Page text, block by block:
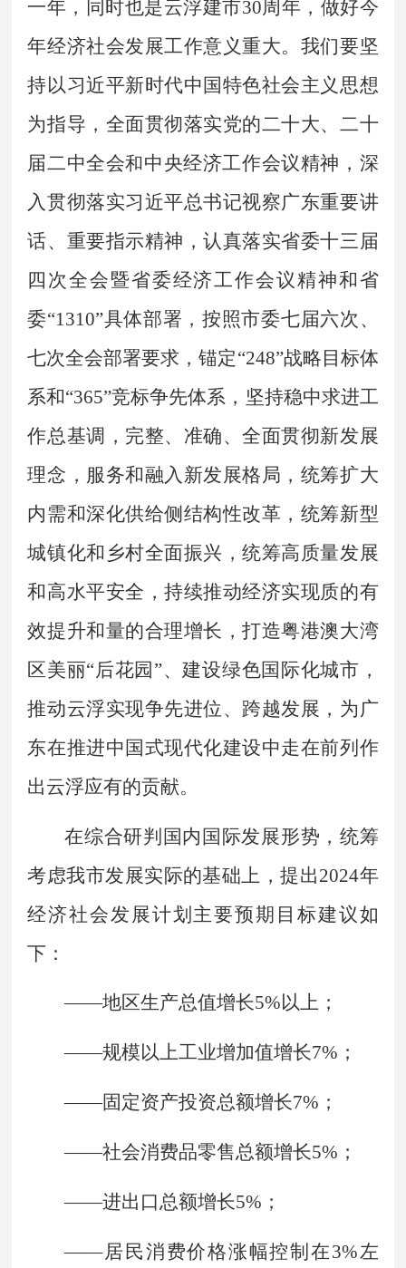
一年 ，同时也是云浮建市30周年 ， 做好今
年经济社会发展工作意义重大。我们要坚
持以习近平新时代中国特色社会主义思想
为指导，全面贯彻落实党的二十大、二十
届二中全会和中央经济工作会议精神，深
入贯彻落实习近平总书记视察广东重要讲
话、重要指示精神 ，认真落实省委十三届
四次全会暨省委经济工作会议精神和省
委“1310”具体部署，按照市委七届六次、
七次全会部署要求，锚定“248”战略目标体
系和“365”竞标争先体系，坚持稳中求进工
作总基调，完整、准确、全面贯彻新发展
理念，服务和融入新发展格局，统筹扩大
内需和深化供给侧结构性改革，统筹新型
城镇化和乡村全面振兴，统筹高质量发展
和高水平安全，持续推动经济实现质的有
效提升和量的合理增长，打造粤港澳大湾
区美丽“后花园 ”、建设绿色国际化城市，
推动云浮实现争先进位、跨越发展，为广
东在推进中国式现代化建设中走在前列作
出云浮应有的贡献。
在综合研判国内国际发展形势，统筹
考虑我市发展实际的基础上，提出2024年
经济社会发展计划主要预期目标建议如
下：
——地区生产总值增长5%以上；
——规模以上工业增加值增长7% ；
——固定资产投资总额增长7% ；
——社会消费品零售总额增长5% ；
——进出口总额增长5% ；
——居民消费价格涨幅控制在3%左